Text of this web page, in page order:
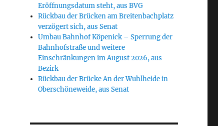
Eröffnungsdatum steht, aus BVG
Rückbau der Brücken am Breitenbachplatz
verzögert sich, aus Senat
Umbau Bahnhof Köpenick – Sperrung der
Bahnhofstraße und weitere
Einschränkungen im August 2026, aus
Bezirk
Rückbau der Brücke An der Wuhlheide in
Oberschöneweide, aus Senat